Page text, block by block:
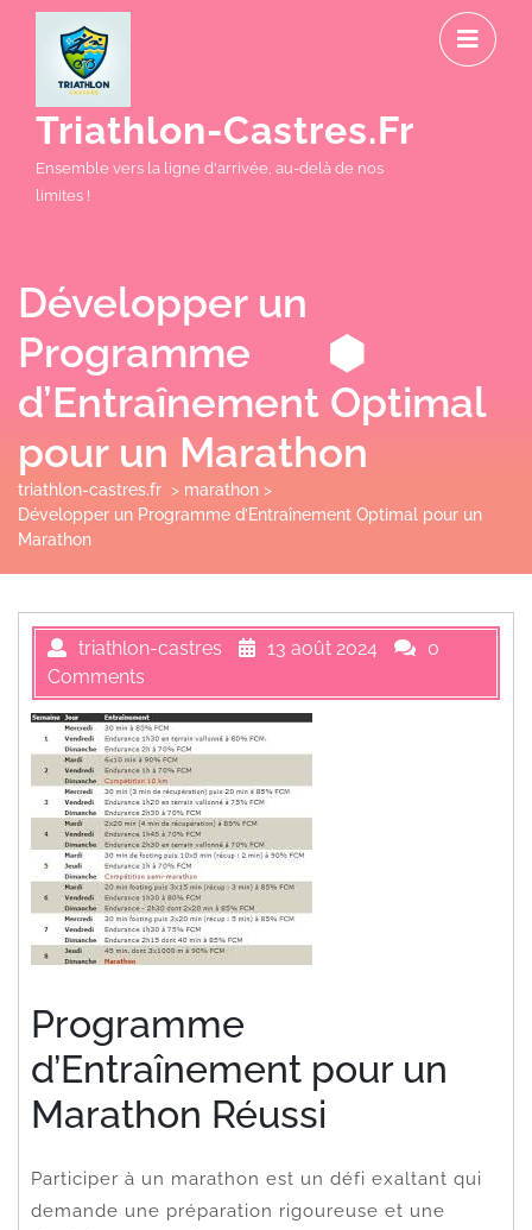
Triathlon-Castres.fr
Ensemble vers la ligne d'arrivée, au-delà de nos
limites !
Développer un
Programme
d’Entraînement Optimal
pour un Marathon
triathlon-castres.fr > marathon >
Développer un Programme d’Entraînement Optimal pour un
Marathon
triathlon-castres 13 août 2024
0
Comments
Programme
d’Entraînement pour un
Marathon Réussi
Participer à un marathon est un défi exaltant qui
demande une préparation rigoureuse et une